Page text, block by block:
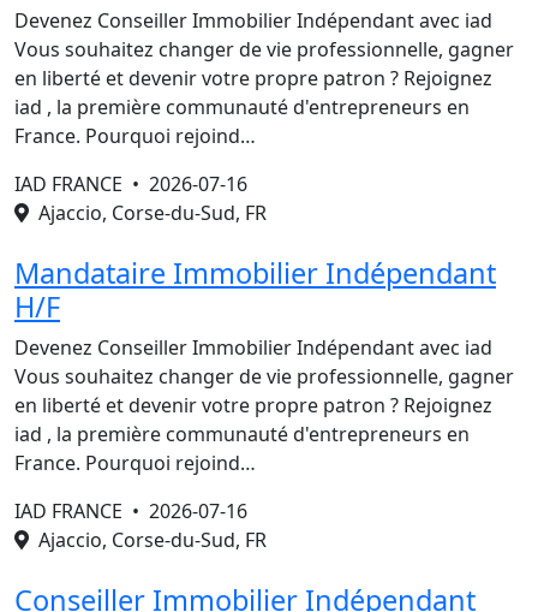
Devenez Conseiller Immobilier Indépendant avec iad
Vous souhaitez changer de vie professionnelle, gagner
en liberté et devenir votre propre patron ? Rejoignez
iad , la première communauté d'entrepreneurs en
France. Pourquoi rejoind…
IAD FRANCE • 2026-07-16
Ajaccio, Corse-du-Sud, FR
Mandataire Immobilier Indépendant
H/F
Devenez Conseiller Immobilier Indépendant avec iad
Vous souhaitez changer de vie professionnelle, gagner
en liberté et devenir votre propre patron ? Rejoignez
iad , la première communauté d'entrepreneurs en
France. Pourquoi rejoind…
IAD FRANCE • 2026-07-16
Ajaccio, Corse-du-Sud, FR
Conseiller Immobilier Indépendant